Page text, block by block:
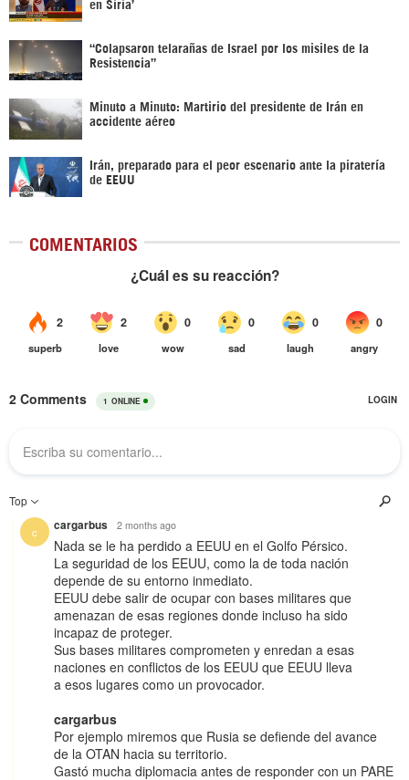
en Siria’‎
“Colapsaron telarañas de Israel por los misiles de la
Resistencia”
Minuto a Minuto: Martirio del presidente de Irán en
accidente aéreo
Irán, preparado para el peor escenario ante la piratería
de EEUU
COMENTARIOS